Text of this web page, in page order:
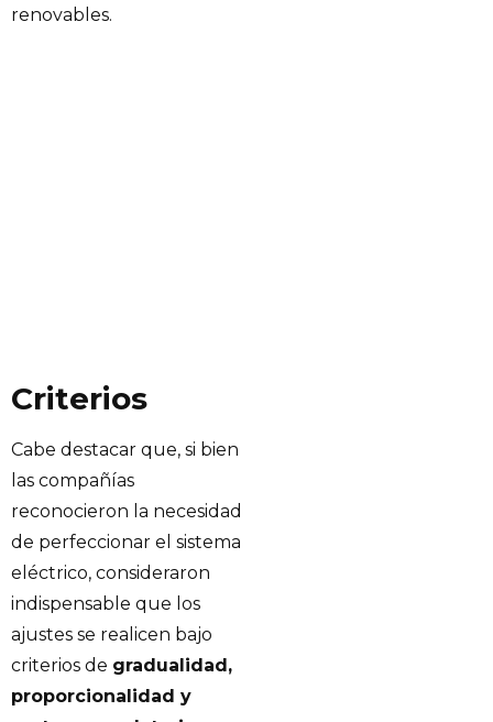
renovables.
Criterios
Cabe destacar que, si bien
las compañías
reconocieron la necesidad
de perfeccionar el sistema
eléctrico, consideraron
indispensable que los
ajustes se realicen bajo
criterios de gradualidad,
proporcionalidad y